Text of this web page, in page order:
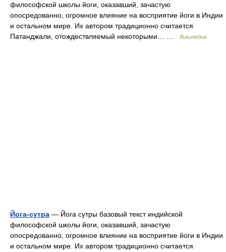
философской школы йоги, оказавший, зачастую
опосредованно, огромное влияние на восприятие йоги в Индии
и остальном мире. Их автором традиционно считается
Патанджали, отождествляемый некоторыми… …
Википедия
Йога-сутра — Йога сутры базовый текст индийской
философской школы йоги, оказавший, зачастую
опосредованно, огромное влияние на восприятие йоги в Индии
и остальном мире. Их автором традиционно считается